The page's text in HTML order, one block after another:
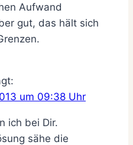
Aufwand
gut, das hält sich
um 09:38 Uhr
ich bei Dir.
sähe die